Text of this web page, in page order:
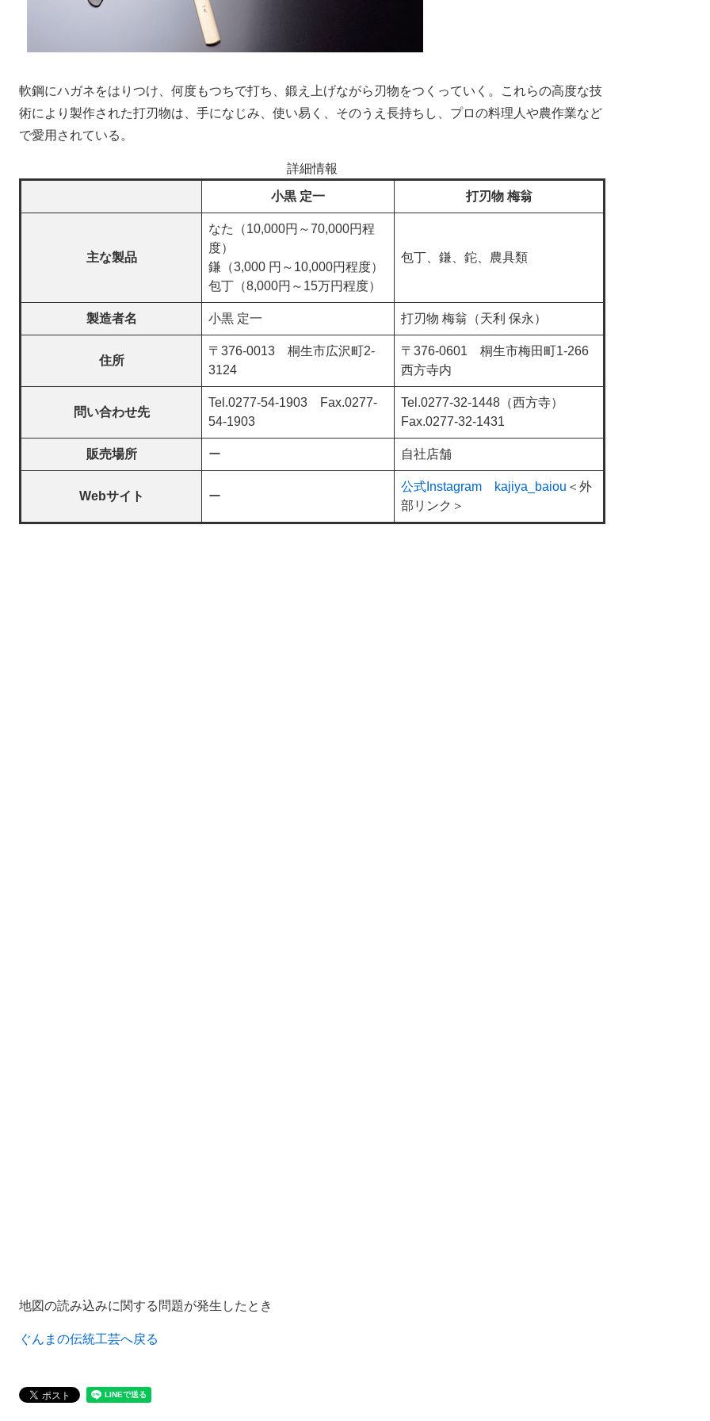
軟鋼にハガネをはりつけ、何度もつちで打ち、鍛え上げながら刃物をつくっていく。これらの高度な技
術により製作された打刃物は、手になじみ、使い易く、そのうえ長持ちし、プロの料理人や農作業など
で愛用されている。
詳細情報
小黒 定一 打刃物 梅翁
主な製品
なた（10,000円～70,000円程
度）
鎌（3,000 円～10,000円程度）
包丁（8,000円～15万円程度）
包丁、鎌、鉈、農具類
製造者名 小黒 定一 打刃物 梅翁（天利 保永）
住所
〒376-0013 桐生市広沢町2-
3124
〒376-0601 桐生市梅田町1-266
西方寺内
問い合わせ先
Tel.0277-54-1903 Fax.0277-
54-1903
Tel.0277-32-1448（西方寺）
Fax.0277-32-1431
販売場所 ー 自社店舗
Webサイト ー
公式Instagram kajiya_baiou ＜外
部リンク＞
地図の読み込みに関する問題が発生したとき
ぐんまの伝統工芸へ戻る